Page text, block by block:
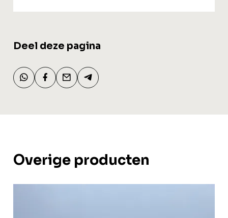
Deel deze pagina
Overige producten